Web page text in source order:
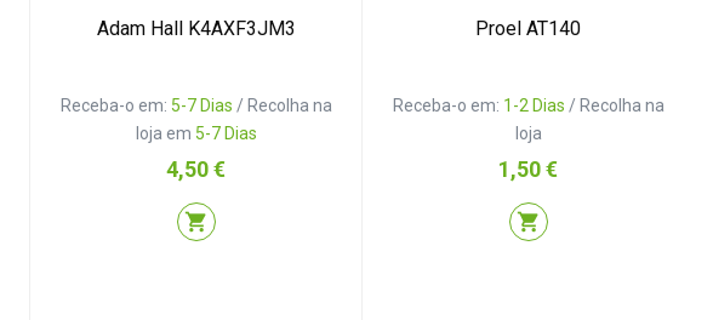
Adam Hall K4AXF3JM3
Receba-o em: 5-7 Dias / Recolha na
loja em 5-7 Dias
Preço
4,50 €
shopping_cart
Proel AT140
Receba-o em: 1-2 Dias / Recolha na
loja
Preço
1,50 €
shopping_cart